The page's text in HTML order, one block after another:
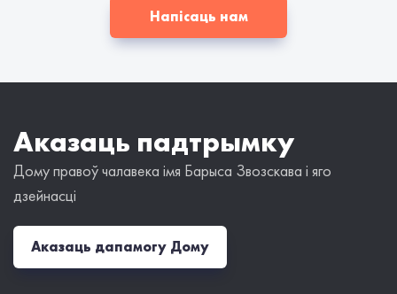
Напісаць нам
Аказаць падтрымку
Дому правоў чалавека імя Барыса Звозскава і яго
дзейнасці
Аказаць дапамогу Дому